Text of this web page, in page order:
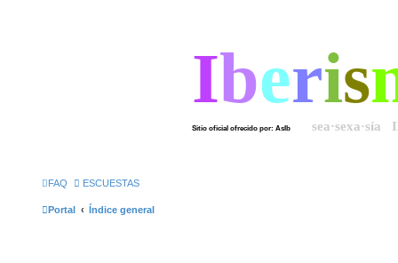
Iberis
Sitio oficial ofrecido por: AsIb sea·sexa·sía
FAQ ESCUESTAS
Portal Índice general